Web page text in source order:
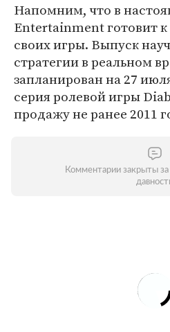
Напомним, что в
Entertainment готовит к
своих игры. Выпуск
стратегии в реальном
запланирован на 27
серия ролевой игры
продажу не ранее 2011
Комментарии закрыты